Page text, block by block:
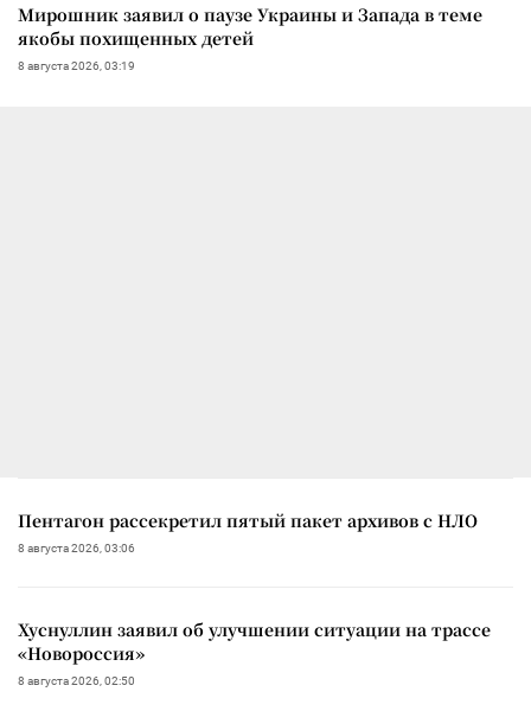
Мирошник заявил о паузе Украины и Запада в теме
якобы похищенных детей
8 августа 2026, 03:19
Пентагон рассекретил пятый пакет архивов с НЛО
8 августа 2026, 03:06
Хуснуллин заявил об улучшении ситуации на трассе
«Новороссия»
8 августа 2026, 02:50